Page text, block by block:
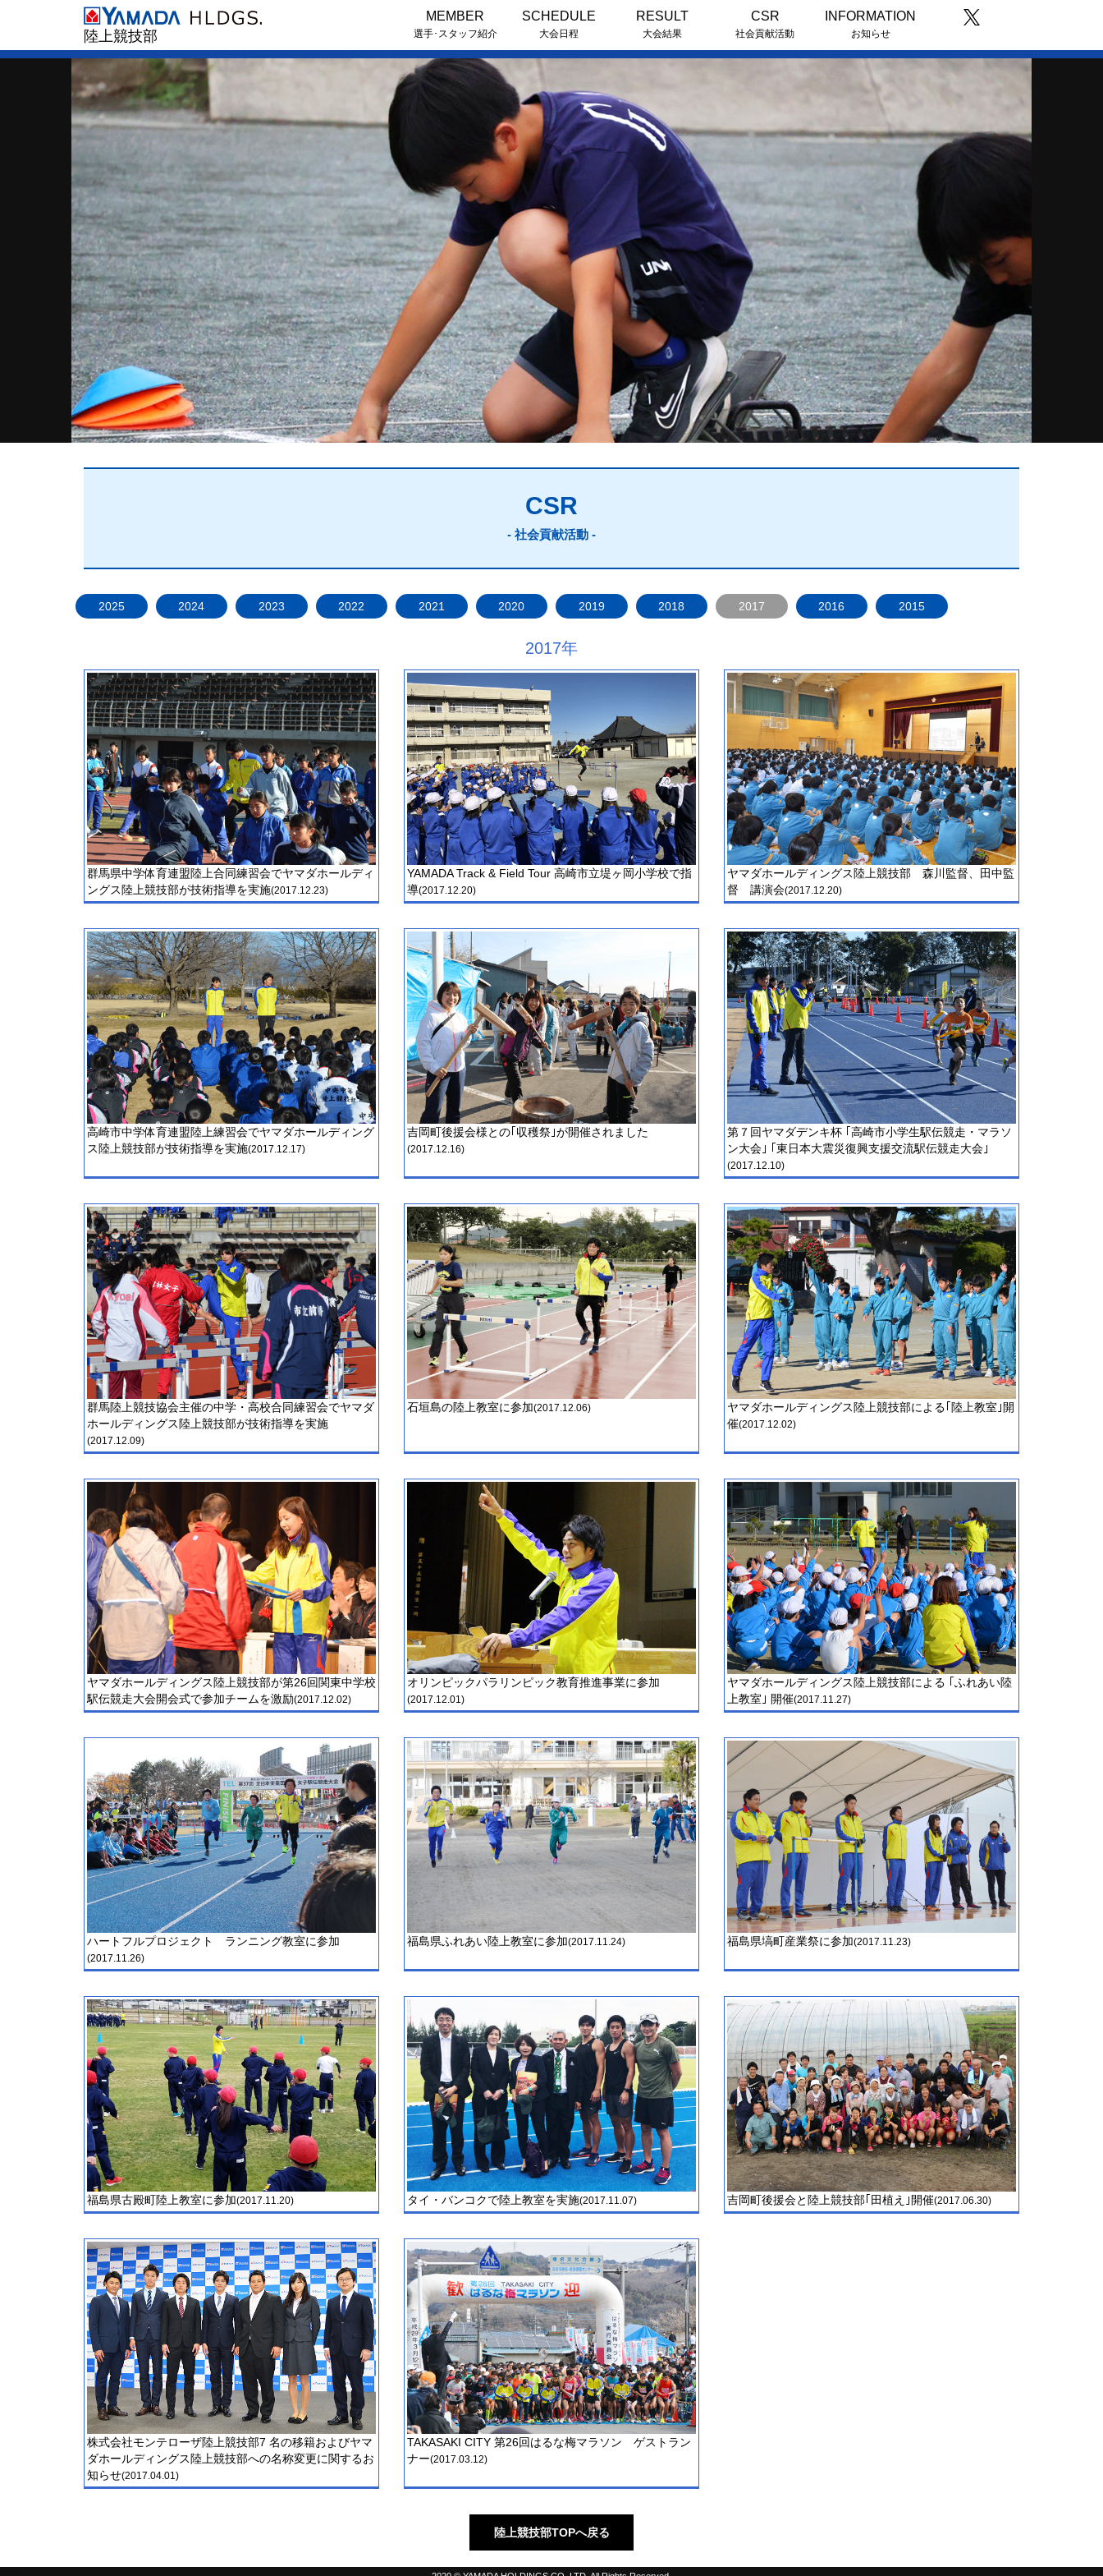
陸上競技部
MEMBER
選手･スタッフ紹介
SCHEDULE
大会日程
RESULT
大会結果
CSR
社会貢献活動
INFORMATION
お知らせ
CSR
- 社会貢献活動 -
2025 2024 2023 2022 2021 2020 2019 2018 2017 2016 2015
2017年
群馬県中学体育連盟陸上合同練習会でヤマダホールディ
ングス陸上競技部が技術指導を実施(2017.12.23)
YAMADA Track & Field Tour 高崎市立堤ヶ岡小学校で指
導(2017.12.20)
ヤマダホールディングス陸上競技部 森川監督、田中監
督 講演会(2017.12.20)
高崎市中学体育連盟陸上練習会でヤマダホールディング
ス陸上競技部が技術指導を実施(2017.12.17)
吉岡町後援会様との｢収穫祭｣が開催されました
(2017.12.16)
第７回ヤマダデンキ杯 ｢高崎市小学生駅伝競走・マラソ
ン大会｣ ｢東日本大震災復興支援交流駅伝競走大会｣
(2017.12.10)
群馬陸上競技協会主催の中学・高校合同練習会でヤマダ
ホールディングス陸上競技部が技術指導を実施
(2017.12.09)
石垣島の陸上教室に参加(2017.12.06)
ヤマダホールディングス陸上競技部による｢陸上教室｣開
催(2017.12.02)
ヤマダホールディングス陸上競技部が第26回関東中学校
駅伝競走大会開会式で参加チームを激励(2017.12.02)
オリンピックパラリンピック教育推進事業に参加
(2017.12.01)
ヤマダホールディングス陸上競技部による ｢ふれあい陸
上教室｣ 開催(2017.11.27)
ハートフルプロジェクト ランニング教室に参加
(2017.11.26)
福島県ふれあい陸上教室に参加(2017.11.24) 福島県塙町産業祭に参加(2017.11.23)
福島県古殿町陸上教室に参加(2017.11.20) タイ・バンコクで陸上教室を実施(2017.11.07) 吉岡町後援会と陸上競技部｢田植え｣開催(2017.06.30)
株式会社モンテローザ陸上競技部7 名の移籍およびヤマ
ダホールディングス陸上競技部への名称変更に関するお
知らせ(2017.04.01)
TAKASAKI CITY 第26回はるな梅マラソン ゲストラン
ナー(2017.03.12)
陸上競技部TOPへ戻る